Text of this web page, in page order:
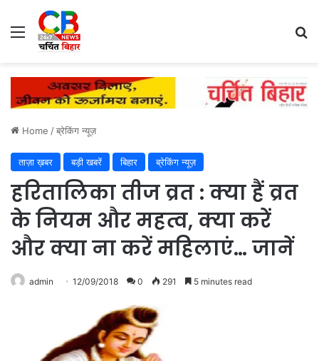
Menu
Home /ब्रेकिंग न्यूज़
ताज़ा ख़बर बड़ी खबरें बिहार ब्रेकिंग न्यूज़
हरितालिका तीज व्रत : क्या हैं व्रत
के नियम और महत्व, क्या करें
और क्या ना करें महिलाएं… जानें
admin 12/09/2018 0 291 5 minutes read